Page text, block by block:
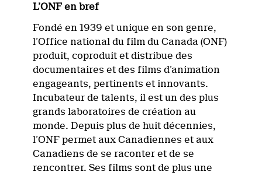
L’ONF en bref
Fondé en 1939 et unique en son genre,
l’Office national du film du Canada (ONF)
produit, coproduit et distribue des
documentaires et des films d’animation
engageants, pertinents et innovants.
Incubateur de talents, il est un des plus
grands laboratoires de création au
monde. Depuis plus de huit décennies,
l’ONF permet aux Canadiennes et aux
Canadiens de se raconter et de se
rencontrer. Ses films sont de plus une